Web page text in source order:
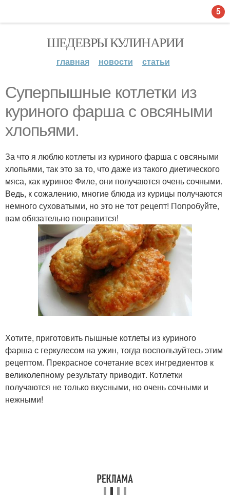
ШЕДЕВРЫ КУЛИНАРИИ
главная новости статьи
Суперпышные котлетки из
куриного фарша с овсяными
хлопьями.
За что я люблю котлеты из куриного фарша с овсяными
хлопьями, так это за то, что даже из такого диетического
мяса, как куриное Филе, они получаются очень сочными.
Ведь, к сожалению, многие блюда из курицы получаются
немного суховатыми, но это не тот рецепт! Попробуйте,
вам обязательно понравится!
Хотите, приготовить пышные котлеты из куриного
фарша с геркулесом на ужин, тогда воспользуйтесь этим
рецептом. Прекрасное сочетание всех ингредиентов к
великолепному результату приводит. Котлетки
получаются не только вкусными, но очень сочными и
нежными!
5